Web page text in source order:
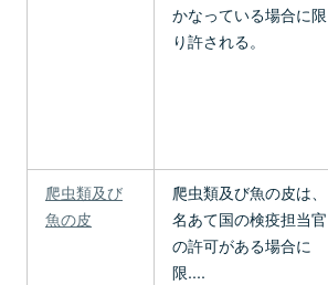
かなっている場合に限
り許される。
爬虫類及び
魚の皮
爬虫類及び魚の皮は、
名あて国の検疫担当官
の許可がある場合に
限....